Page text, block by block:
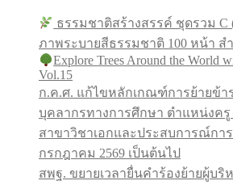
ธรรมชาติสร้างสรรค์ ชุดรวม C (
ภาพระบายสีธรรมชาติ 100 หน้า สำ
Explore Trees Around the World
Vol.15
ก.ค.ศ. แก้ไขหลักเกณฑ์การย้ายข้า
บุคลากรทางการศึกษา ตำแหน่งค
สาขาวิชาเอกและประสบการณ์กา
กรกฎาคม 2569 เป็นต้นไป
สพฐ. ขยายเวลายื่นคำร้องย้ายผู้บริ